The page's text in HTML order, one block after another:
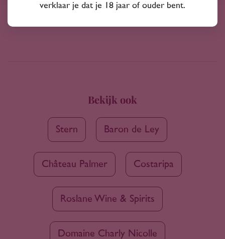
Bekijk ook
Stern Baron de Ley
Château Palmer Costaripa
Roslane Wine & Spirits
Domaine Charly Nicolle
verklaar je dat je 18 jaar of ouder bent.